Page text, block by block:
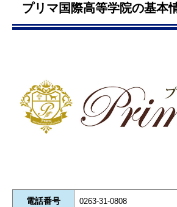
プリマ国際高等学院の基本
電話番号 0263-31-0808